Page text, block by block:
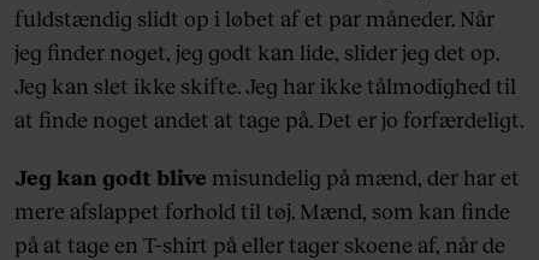
fuldstændig slidt op i løbet af et par måneder. Når
jeg finder noget, jeg godt kan lide, slider jeg det op.
Jeg kan slet ikke skifte. Jeg har ikke tålmodighed til
at finde noget andet at tage på. Det er jo forfærdeligt.
Jeg kan godt blive misundelig på mænd, der har et
mere afslappet forhold til tøj. Mænd, som kan finde
på at tage en T-shirt på eller tager skoene af, når de